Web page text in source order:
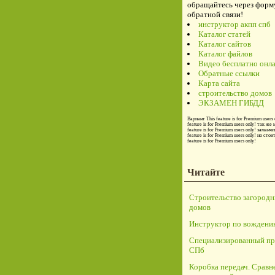
обращайтесь через
обратной связи!
инструктор акпп спб
Каталог статей
Каталог сайтов
Каталог файлов
Видео бесплатно
Обратные ссылки
Карта сайта
строительство домов
ЭКЗАМЕН ГИБДД
Вариант This feature is for Premium users
feature is for Premium users only! так же
feature is for Premium users only!
feature is for Premium users only! но
feature is for Premium users only!
Читайте
Строительство
домов
Инструктор по
Специализированный
СПб
Коробка передач.